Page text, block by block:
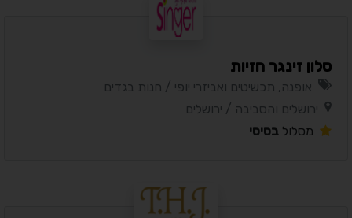
סלון זינגר חזיות
אופנה, תכשיטים ואביזרי יופי / חנות בגדים
ירושלים והסביבה / ירושלים
מסלול בסיסי